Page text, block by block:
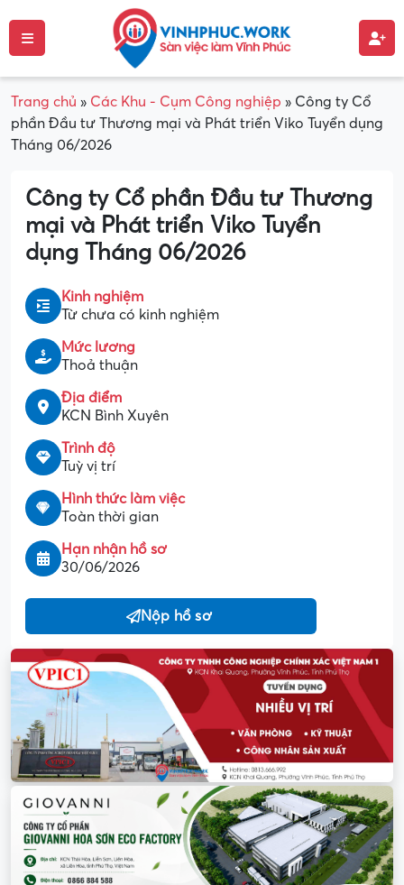
Trang chủ » Các Khu - Cụm Công nghiệp » Công ty Cổ
phần Đầu tư Thương mại và Phát triển Viko Tuyển dụng
Tháng 06/2026
Công ty Cổ phần Đầu tư Thương
mại và Phát triển Viko Tuyển
dụng Tháng 06/2026
Kinh nghiệm
Từ chưa có kinh nghiệm
Mức lương
Thoả thuận
Địa điểm
KCN Bình Xuyên
Trình độ
Tuỳ vị trí
Hình thức làm việc
Toàn thời gian
Hạn nhận hồ sơ
30/06/2026
Nộp hồ sơ